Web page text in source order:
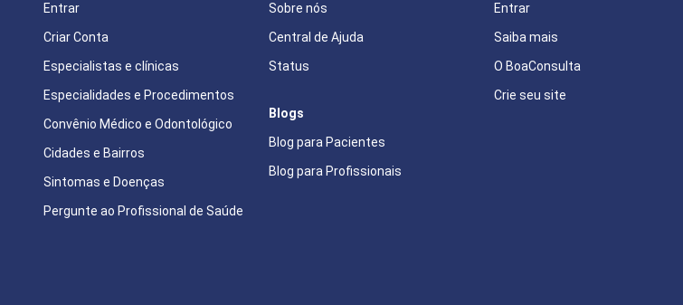
Entrar
Criar Conta
Especialistas e clínicas
Especialidades e Procedimentos
Convênio Médico e Odontológico
Cidades e Bairros
Sintomas e Doenças
Pergunte ao Profissional de Saúde
Sobre nós
Central de Ajuda
Status
Blogs
Blog para Pacientes
Blog para Profissionais
Entrar
Saiba mais
O BoaConsulta
Crie seu site